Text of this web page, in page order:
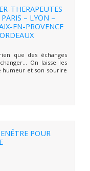
THERAPEUTES
– LYON –
EN-PROVENCE
que des échanges
On laisse les
humeur et son sourire
POUR